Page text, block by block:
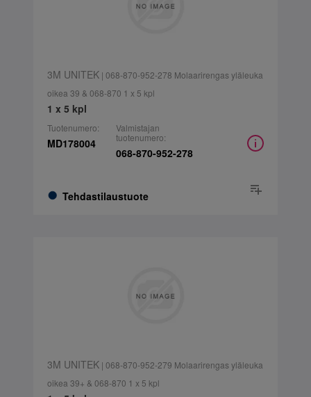
3M UNITEK| 068-870-952-278 Molaarirengas yläleuka
oikea 39 & 068-870 1 x 5 kpl
1 x 5 kpl
Tuotenumero:
MD178004
Tehdastilaustuote
Valmistajan
tuotenumero:
068-870-952-278
3M UNITEK| 068-870-952-279 Molaarirengas yläleuka
oikea 39+ & 068-870 1 x 5 kpl